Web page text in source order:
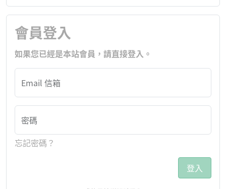
會員登入
如果您已經是本站會員，請直接登入。
Email 信箱
密碼
忘記密碼？
登入